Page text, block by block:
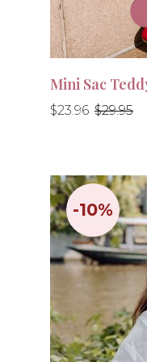
Mini Sac
Prix
$23.96
Prix
$29.95
-10%